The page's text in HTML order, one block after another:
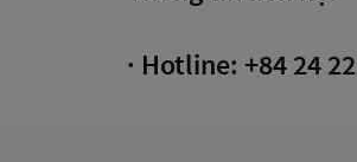
· Hotline: +84 24